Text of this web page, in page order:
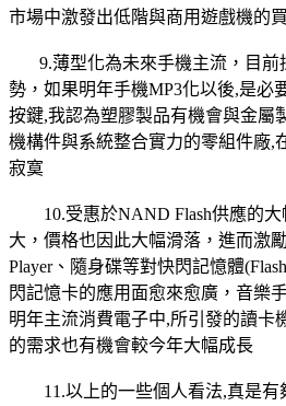
市場中激發出低階與商用遊戲機的
9.薄型化為未來手機主流，目前
勢，如果明年手機MP3化以後,是必
按鍵,我認為塑膠製品有機會與金屬
機構件與系統整合實力的零組件廠,
寂寞
10.受惠於NAND Flash供應的大
大，價格也因此大幅滑落，進而激
Player、隨身碟等對快閃記憶體
閃記憶卡的應用面愈來愈廣，音樂
明年主流消費電子中,所引發的讀卡
的需求也有機會較今年大幅成長
11.以上的一些個人看法,真是有